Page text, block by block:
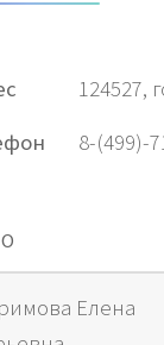
124527,
8-(499)-
Елена